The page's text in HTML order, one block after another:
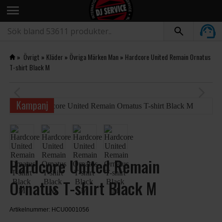
menu
» Övrigt » Kläder» Övriga Märken Man» Hardcore United Remain Ornatus
T-shirt Black M
Kampanj
Hardcore United Remain
Ornatus T-shirt Black M
Artikelnummer: HCU0001056